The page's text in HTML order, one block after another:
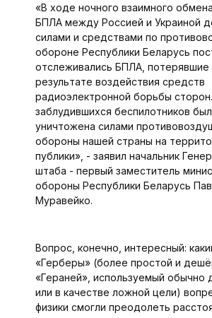
«В ходе ночного взаимного
БПЛА между Россией и Украиной
силами и средствами по
обороне Республики Беларусь
отслеживались БПЛА, потерявшие
результате воздействия средств
радиоэлектронной борьбы
заблудившихся беспилотников
уничтожена силами
обороны нашей страны на
публики», - заявил начальник
штаба - первый заместитель
обороны Республики Беларусь
Муравейко.
Вопрос, конечно, интересный:
«Герберы» (более простой и
«Гераней», используемый обычно
или в качестве ложной цели)
физики смогли преодолеть